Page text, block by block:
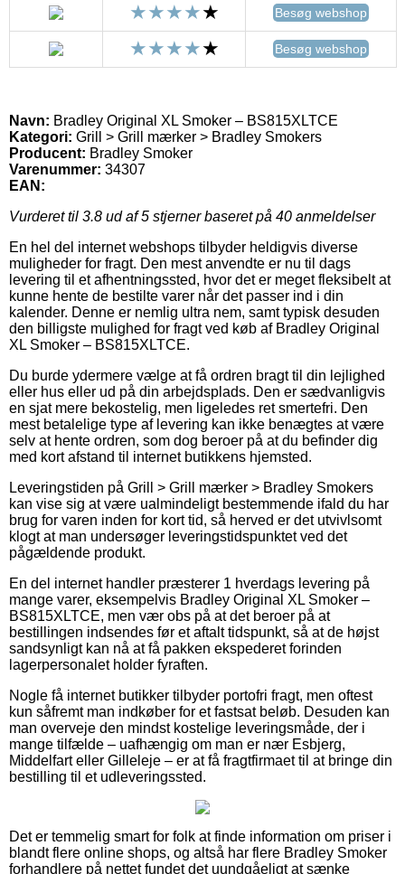
Besøg webshop
Besøg webshop
Navn: Bradley Original XL Smoker – BS815XLTCE
Kategori: Grill > Grill mærker > Bradley Smokers
Producent: Bradley Smoker
Varenummer: 34307
EAN:
Vurderet til 3.8 ud af 5 stjerner baseret på 40 anmeldelser
En hel del internet webshops tilbyder heldigvis diverse
muligheder for fragt. Den mest anvendte er nu til dags
levering til et afhentningssted, hvor det er meget fleksibelt at
kunne hente de bestilte varer når det passer ind i din
kalender. Denne er nemlig ultra nem, samt typisk desuden
den billigste mulighed for fragt ved køb af Bradley Original
XL Smoker – BS815XLTCE.
Du burde ydermere vælge at få ordren bragt til din lejlighed
eller hus eller ud på din arbejdsplads. Den er sædvanligvis
en sjat mere bekostelig, men ligeledes ret smertefri. Den
mest betalelige type af levering kan ikke benægtes at være
selv at hente ordren, som dog beroer på at du befinder dig
med kort afstand til internet butikkens hjemsted.
Leveringstiden på Grill > Grill mærker > Bradley Smokers
kan vise sig at være ualmindeligt bestemmende ifald du har
brug for varen inden for kort tid, så herved er det utvivlsomt
klogt at man undersøger leveringstidspunktet ved det
pågældende produkt.
En del internet handler præsterer 1 hverdags levering på
mange varer, eksempelvis Bradley Original XL Smoker –
BS815XLTCE, men vær obs på at det beroer på at
bestillingen indsendes før et aftalt tidspunkt, så at de højst
sandsynligt kan nå at få pakken ekspederet forinden
lagerpersonalet holder fyraften.
Nogle få internet butikker tilbyder portofri fragt, men oftest
kun såfremt man indkøber for et fastsat beløb. Desuden kan
man overveje den mindst kostelige leveringsmåde, der i
mange tilfælde – uafhængig om man er nær Esbjerg,
Middelfart eller Gilleleje – er at få fragtfirmaet til at bringe din
bestilling til et udleveringssted.
Det er temmelig smart for folk at finde information om priser i
blandt flere online shops, og altså har flere Bradley Smoker
forhandlere på nettet fundet det uundgåeligt at sænke